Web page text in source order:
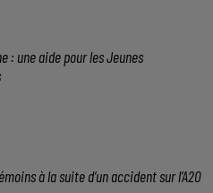
: une aide pour les Jeunes
à la suite d’un accident sur l’A20